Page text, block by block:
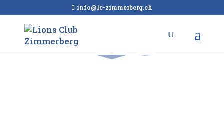
info@lc-zimmerberg.ch
Willlkommen